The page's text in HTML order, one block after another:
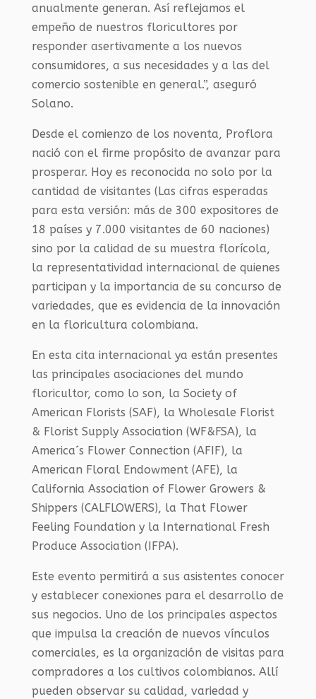
anualmente generan. Así reflejamos el
empeño de nuestros floricultores por
responder asertivamente a los nuevos
consumidores, a sus necesidades y a las del
comercio sostenible en general.”, aseguró
Solano.
Desde el comienzo de los noventa, Proflora
nació con el firme propósito de avanzar para
prosperar. Hoy es reconocida no solo por la
cantidad de visitantes (Las cifras esperadas
para esta versión: más de 300 expositores de
18 países y 7.000 visitantes de 60 naciones)
sino por la calidad de su muestra florícola,
la representatividad internacional de quienes
participan y la importancia de su concurso de
variedades, que es evidencia de la innovación
en la floricultura colombiana.
En esta cita internacional ya están presentes
las principales asociaciones del mundo
floricultor, como lo son, la Society of
American Florists (SAF), la Wholesale Florist
& Florist Supply Association (WF&FSA), la
America´s Flower Connection (AFIF), la
American Floral Endowment (AFE), la
California Association of Flower Growers &
Shippers (CALFLOWERS), la That Flower
Feeling Foundation y la International Fresh
Produce Association (IFPA).
Este evento permitirá a sus asistentes conocer
y establecer conexiones para el desarrollo de
sus negocios. Uno de los principales aspectos
que impulsa la creación de nuevos vínculos
comerciales, es la organización de visitas para
compradores a los cultivos colombianos. Allí
pueden observar su calidad, variedad y